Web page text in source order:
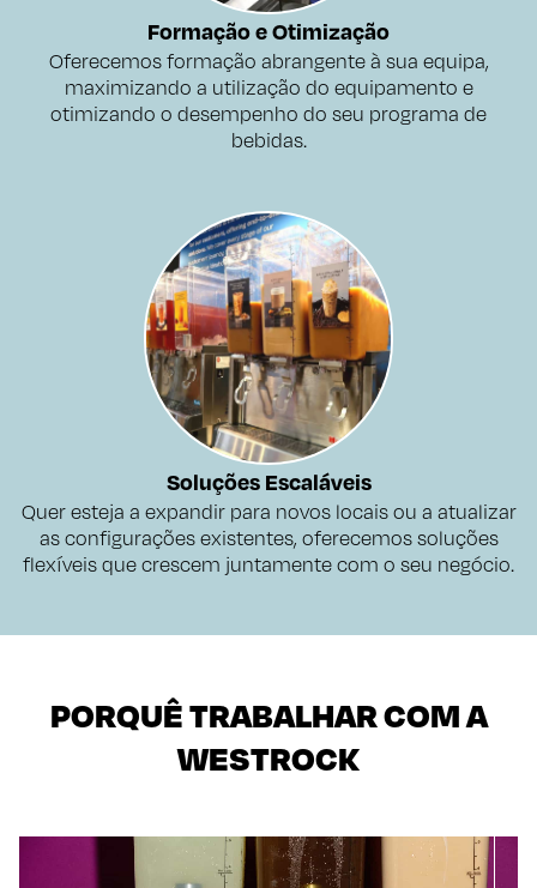
Formação e Otimização
Oferecemos formação abrangente à sua equipa,
maximizando a utilização do equipamento e
otimizando o desempenho do seu programa de
bebidas.
Soluções Escaláveis
Quer esteja a expandir para novos locais ou a atualizar
as configurações existentes, oferecemos soluções
flexíveis que crescem juntamente com o seu negócio.
PORQUÊ TRABALHAR COM A
WESTROCK